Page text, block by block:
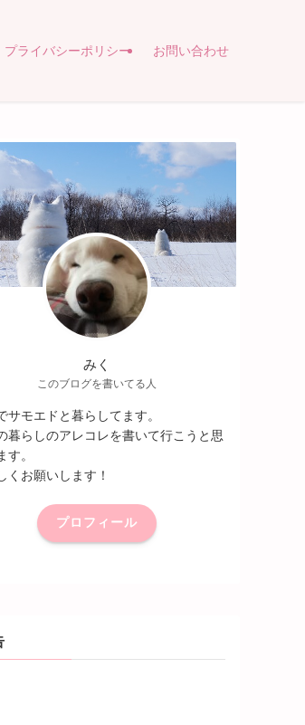
プライバシーポリシー お問い合わせ
みく
このブログを書いてる人
サモエドと暮らしてます。
暮らしのアレコレを書いて行こうと思
す。
くお願いします！
プロフィール